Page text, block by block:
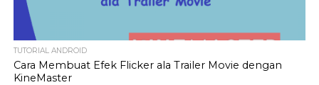
TUTORIAL ANDROID
Cara Membuat Efek Flicker ala Trailer Movie dengan
KineMaster